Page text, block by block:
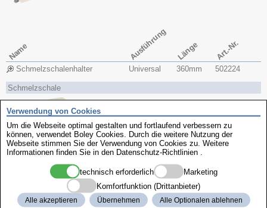
Name Ausführung Länge Art.-Nr.
Schmelzschalenhalter Universal 360mm 502224
Schmelzschale
Material L x B x H Art.-Nr.
Platinschmelzschale Schamott 60x​60x​25mm 502220
Verwendung von Cookies
Um die Webseite optimal gestalten und fortlaufend verbessern zu
können, verwendet Boley Cookies. Durch die weitere Nutzung der
Webseite stimmen Sie der Verwendung von Cookies zu. Weitere
Informationen finden Sie in den Datenschutz-Richtlinien
technisch erforderlich
Marketing
Komfortfunktion (Drittanbieter)
Alle akzeptieren Übernehmen Alle Optionalen ablehnen